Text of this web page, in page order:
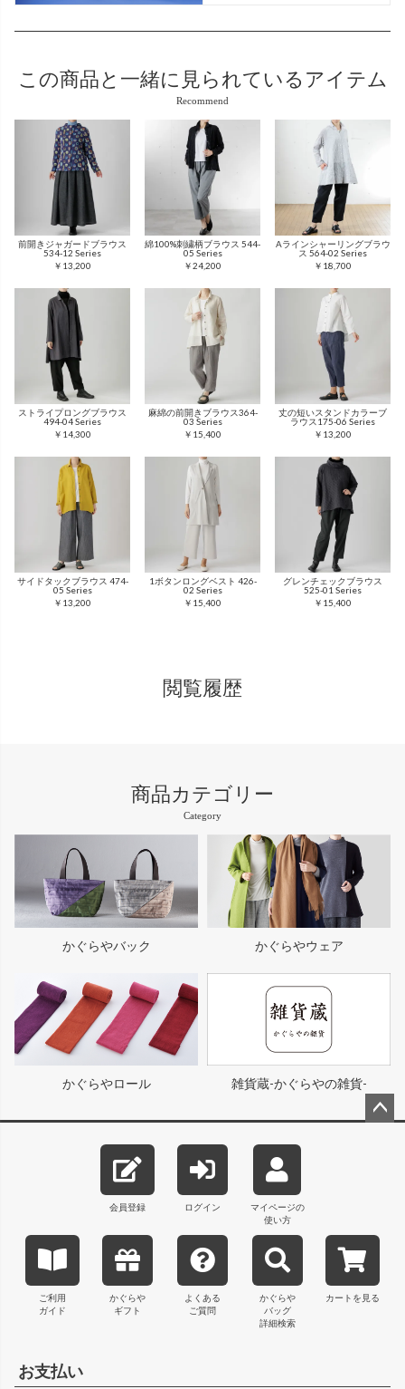
この商品と 一緒に見られているアイテム
Recommend
前開きジャガードブラウス
534-12 Series
￥13,200
綿100%刺繍柄ブラウス 544-
05 Series
￥24,200
Aラインシャーリングブラウ
ス 564-02 Series
￥18,700
ストライプロングブラウス
494-04 Series
￥14,300
麻綿の前開きブラウス364-
03 Series
￥15,400
丈の短いスタンドカラーブ
ラウス175-06 Series
￥13,200
サイドタックブラウス 474-
05 Series
￥13,200
1ボタンロングベスト 426-
02 Series
￥15,400
グレンチェックブラウス
525-01 Series
￥15,400
閲覧履歴
商品カテゴリー
Category
かぐらやバック かぐらやウェア
かぐらやロール 雑貨蔵-かぐらやの雑貨-
会員登録 ログイン
マイページの
使い方
ご利用
ガイド
かぐらや
ギフト
よくある
ご質問
かぐらや
バッグ
詳細検索
カートを見る
お支払い